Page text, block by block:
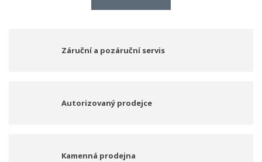
Záruční a pozáruční servis
Autorizovaný prodejce
Kamenná prodejna